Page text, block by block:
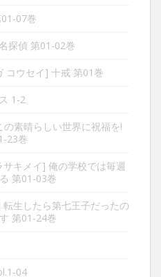
07巻
探偵 第01-02巻
コウセイ] 十戒 第01巻
1-2
素晴らしい世界に祝福を!
23巻
キメイ] 俺の学校では毎週
第01-03巻
生したら第七王子だったの
第01-24巻
04